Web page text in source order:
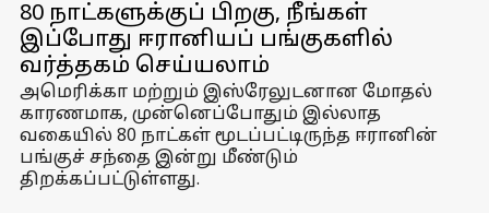
80 நாட்களுக்குப் பிறகு, நீங்கள்
இப்போது ஈரானியப் பங்குகளில்
வர்த்தகம் செய்யலாம்
அமெரிக்கா மற்றும் இஸ்ரேலுடனான மோதல்
காரணமாக, முன்னெப்போதும் இல்லாத
வகையில் 80 நாட்கள் மூடப்பட்டிருந்த ஈரானின்
பங்குச் சந்தை இன்று மீண்டும்
திறக்கப்பட்டுள்ளது.